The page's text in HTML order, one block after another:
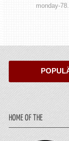
monday-78...
HOME OF THE